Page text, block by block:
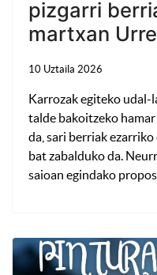
pizgarri
martxan
10 Uztaila 2026
Karrozak egiteko udal-
talde bakoitzeko
da, sari berriak
bat zabalduko da.
saioan egindako